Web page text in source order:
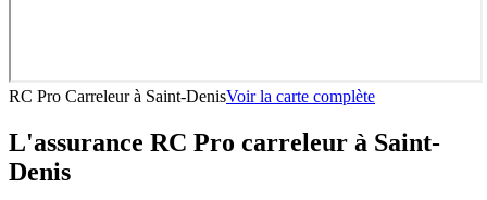
RC Pro Carreleurà Saint-DenisVoir la carte complète
L'assurance RC Pro carreleur à Saint-
Denis